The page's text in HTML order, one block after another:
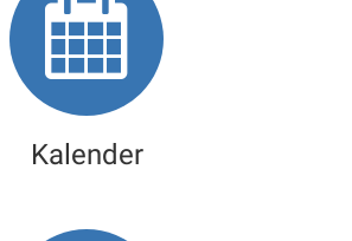
Kalender